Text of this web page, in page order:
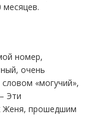
номер,
очень
«могучий»,
Эти
Женя, прошедшим